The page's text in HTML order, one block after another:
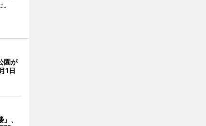
園が
1日
、